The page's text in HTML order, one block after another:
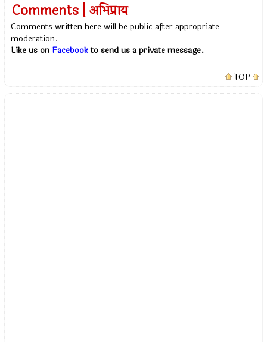
Comments | अभिप्राय
Comments written here will be public after appropriate
moderation.
Like us on Facebookto send us a private message.
TOP